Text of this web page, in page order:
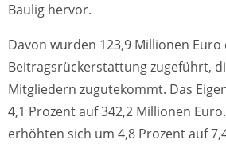
Baulig hervor.
Davon wurden 123,9 Millionen
Beitragsrückerstattung zugeführt,
Mitgliedern zugutekommt. Das
4,1 Prozent auf 342,2 Millionen
erhöhten sich um 4,8 Prozent auf